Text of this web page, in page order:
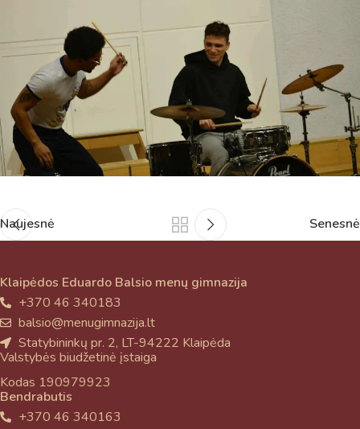
Naujesnė Senesnė
Klaipėdos Eduardo Balsio menų gimnazija
+370 46 340183
balsio@menugimnazija.lt
Statybininkų pr. 2, LT-94222 Klaipėda
Valstybės biudžetinė įstaiga
Kodas 190979923
Bendrabutis
+370 46 340163